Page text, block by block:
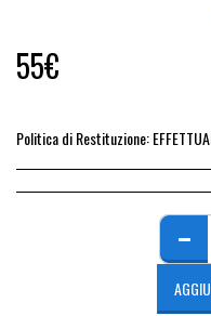
55€
Politica di Restituzione:EFFETTUARE RICHIESTA DI RESO ENTRO 14 GIORNI